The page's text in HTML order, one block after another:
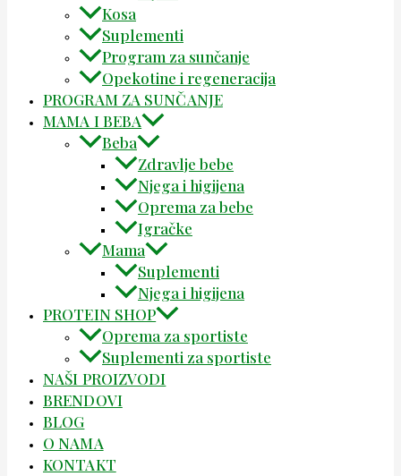
Kosa
Suplementi
Program za sunčanje
Opekotine i regeneracija
PROGRAM ZA SUNČANJE
MAMA I BEBA
Beba
Zdravlje bebe
Njega i higijena
Oprema za bebe
Igračke
Mama
Suplementi
Njega i higijena
PROTEIN SHOP
Oprema za sportiste
Suplementi za sportiste
NAŠI PROIZVODI
BRENDOVI
BLOG
O NAMA
KONTAKT